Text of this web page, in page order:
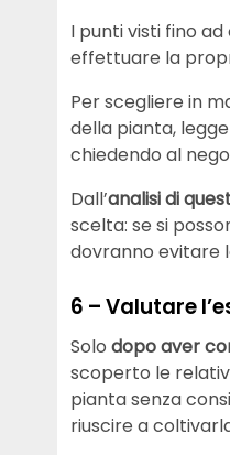
I punti visti fino
effettuare la
Per scegliere in
della pianta,
chiedendo al
Dall’analisi di
scelta: se si
dovranno evitare
6 – Valutare
Solo dopo aver
scoperto le
pianta senza
riuscire a